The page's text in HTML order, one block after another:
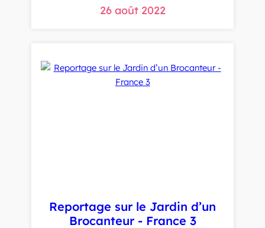
26 août 2022
Reportage sur le Jardin d’un
Brocanteur - France 3